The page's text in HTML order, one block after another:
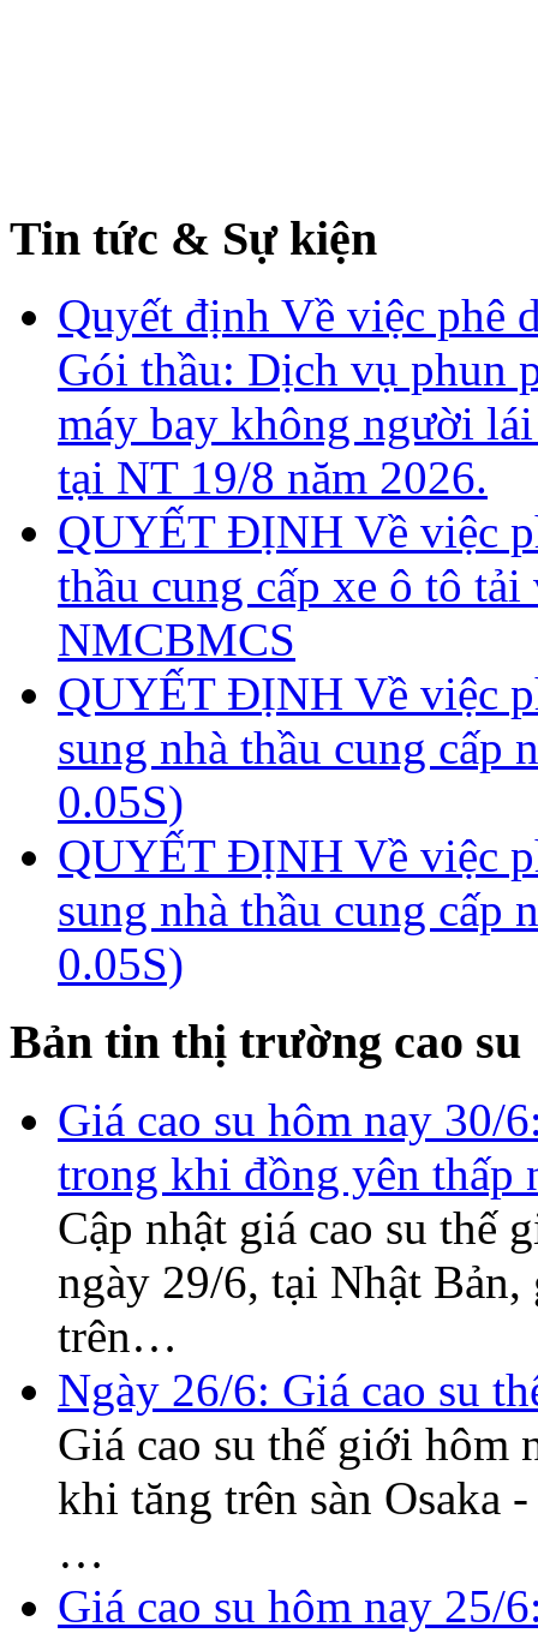
Tin tức & Sự kiện
Quyết định Về việc phê
Gói thầu: Dịch vụ phun
máy bay không người
tại NT 19/8 năm 2026.
QUYẾT ĐỊNH Về việc
thầu cung cấp xe ô tô
NMCBMCS
QUYẾT ĐỊNH Về việc
sung nhà thầu cung cấp
0.05S)
QUYẾT ĐỊNH Về việc
sung nhà thầu cung cấp
0.05S)
Bản tin thị trường cao su
Giá cao su hôm nay 30/
trong khi đồng yên thấp
Cập nhật giá cao su thế
ngày 29/6, tại Nhật Bản,
trên…
Ngày 26/6: Giá cao su
Giá cao su thế giới hôm
khi tăng trên sàn Osaka
…
Giá cao su hôm nay 25/